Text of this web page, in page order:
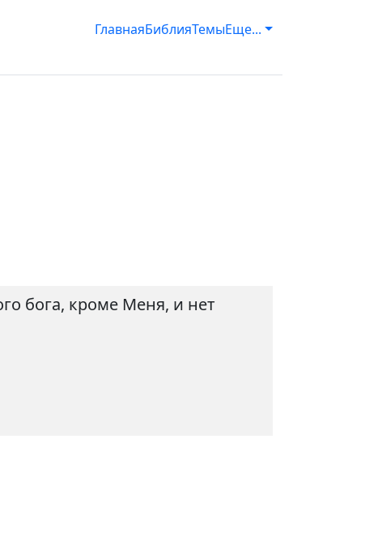
ГлавнаяБиблияТемыЕще...
бога, кроме Меня, и нет